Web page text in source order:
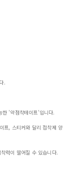
.
한 '약점착테이프'입니다.
프, 스티커와 달리 접착제 양
력이 떨어질 수 있습니다.